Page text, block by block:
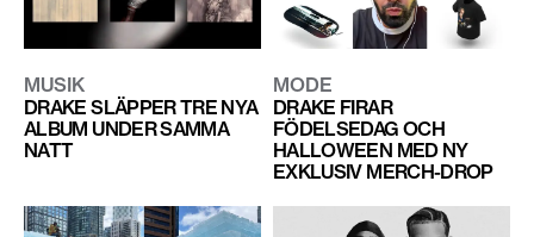
MUSIK
DRAKE SLÄPPER TRE NYA
ALBUM UNDER SAMMA
NATT
MODE
DRAKE FIRAR
FÖDELSEDAG OCH
HALLOWEEN MED NY
EXKLUSIV MERCH-DROP